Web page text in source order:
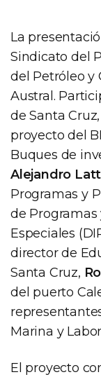
La
Sindicato del
del Petróleo y
Austral.
de Santa Cruz,
proyecto del
Buques de
Alejandro
Programas y
de Programas
Especiales
director de
Santa Cruz,
del puerto
Marina y
El proyecto